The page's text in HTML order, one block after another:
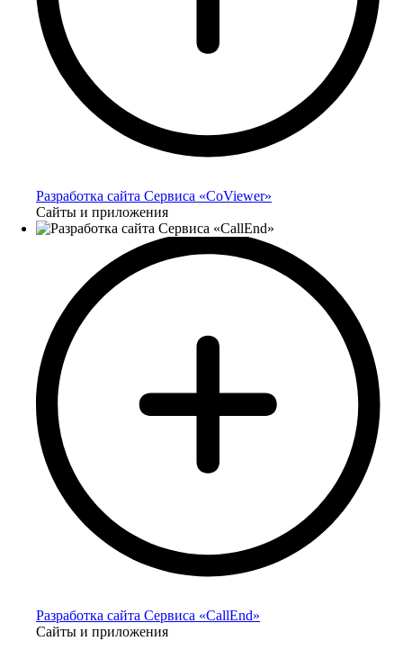
Разработка сайта Сервиса «CoViewer»
Сайты и приложения
Разработка сайта Сервиса «CallEnd»
Сайты и приложения